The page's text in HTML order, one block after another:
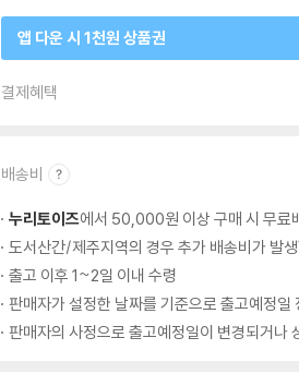
앱 다운 시 1천원 상품권
결제혜택
배송비
누리토이즈에서 50,000원 이상 구매 시 무료
도서산간/제주지역의 경우 추가 배송비가 발
출고 이후 1~2일 이내 수령
판매자가 설정한 날짜를 기준으로 출고예정일
판매자의 사정으로 출고예정일이 변경되거나